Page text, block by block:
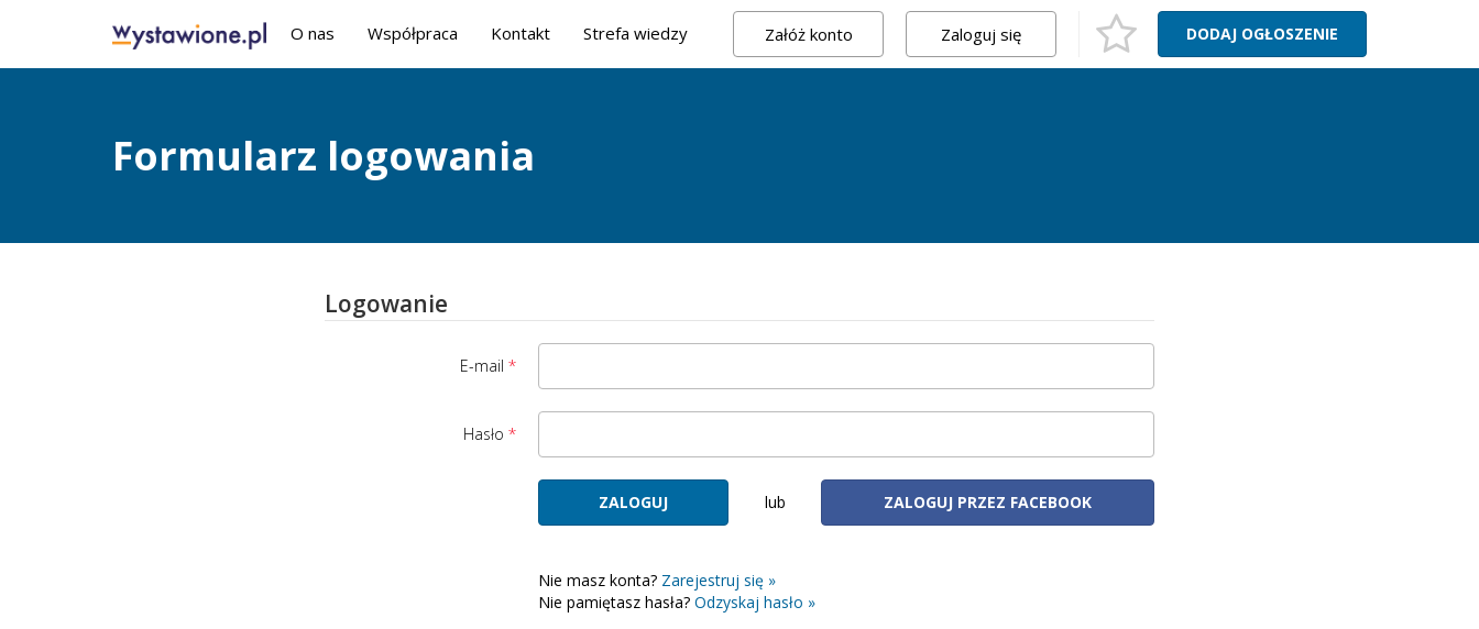
O nas Współpraca Kontakt Strefa wiedzy DODAJ OGŁOSZENIE
Załóż konto Zaloguj się
Formularz logowania
Logowanie
E-mail
Hasło
lub ZALOGUJ PRZEZ FACEBOOK
Nie masz konta? Zarejestruj się »
Nie pamiętasz hasła? Odzyskaj hasło »